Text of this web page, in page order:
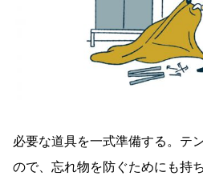
必要な道具を一式準備する。テ
ので、忘れ物を防ぐためにも持